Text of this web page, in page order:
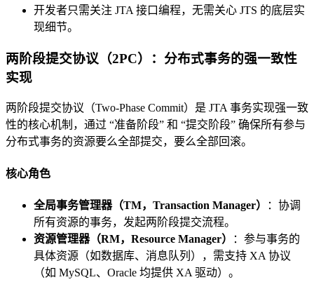
开发者只需关注 JTA 接口编程，无需关心 JTS 的底层实
现细节。
两阶段提交协议（2PC）：分布式事务的强一致性
实现
两阶段提交协议（Two-Phase Commit）是 JTA 事务实现强一致
性的核心机制，通过 “准备阶段” 和 “提交阶段” 确保所有参与
分布式事务的资源要么全部提交，要么全部回滚。
核心角色
全局事务管理器（TM，Transaction Manager）
：协调
所有资源的事务，发起两阶段提交流程。
资源管理器（RM，Resource Manager）
：参与事务的
具体资源（如数据库、消息队列），需支持 XA 协议
（如 MySQL、Oracle 均提供 XA 驱动）。